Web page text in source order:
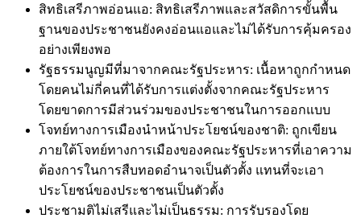
สิทธิเสรีภาพอ่อนแอ: สิทธิเสรีภาพและสวัสดิการขั้นพื้น
ฐานของประชาชนยังคงอ่อนแอและไม่ได้รับการคุ้มครอง
อย่างเพียงพอ
รัฐธรรมนูญมีที่มาจากคณะรัฐประหาร: เนื้อหาถูกกำหนด
โดยคนไม่กี่คนที่ได้รับการแต่งตั้งจากคณะรัฐประหาร
โดยขาดการมีส่วนร่วมของประชาชนในการออกแบบ
โจทย์ทางการเมืองนำหน้าประโยชน์ของชาติ: ถูกเขียน
ภายใต้โจทย์ทางการเมืองของคณะรัฐประหารที่เอาความ
ต้องการในการสืบทอดอำนาจเป็นตัวตั้ง แทนที่จะเอา
ประโยชน์ของประชาชนเป็นตัวตั้ง
ประชามติไม่เสรีและไม่เป็นธรรม: การรับรองโดย